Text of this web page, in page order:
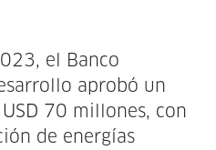
el Banco
aprobó un
70 millones, con
de energías